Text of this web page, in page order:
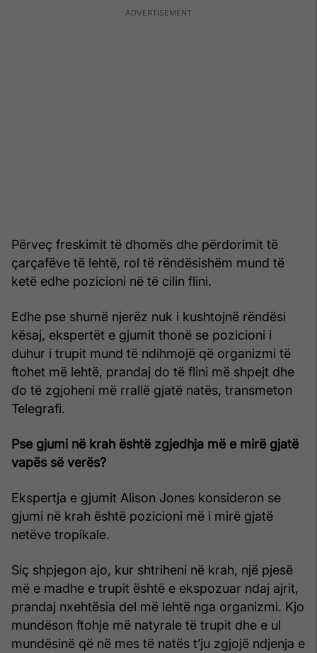
Përveç freskimit të dhomës dhe përdorimit të
çarçafëve të lehtë, rol të rëndësishëm mund të
ketë edhe pozicioni në të cilin flini.
Edhe pse shumë njerëz nuk i kushtojnë rëndësi
kësaj, ekspertët e gjumit thonë se pozicioni i
duhur i trupit mund të ndihmojë që organizmi të
ftohet më lehtë, prandaj do të flini më shpejt dhe
do të zgjoheni më rrallë gjatë natës, transmeton
Telegrafi.
Pse gjumi në krah është zgjedhja më e mirë gjatë
vapës së verës?
Ekspertja e gjumit Alison Jones konsideron se
gjumi në krah është pozicioni më i mirë gjatë
netëve tropikale.
Siç shpjegon ajo, kur shtriheni në krah, një pjesë
më e madhe e trupit është e ekspozuar ndaj ajrit,
prandaj nxehtësia del më lehtë nga organizmi. Kjo
mundëson ftohje më natyrale të trupit dhe e ul
mundësinë që në mes të natës t’ju zgjojë ndjenja e